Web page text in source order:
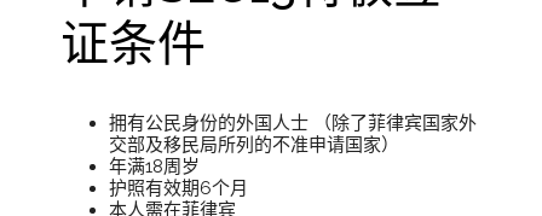
证条件
拥有公民身份的外国人士 （除了菲律宾国家外
交部及移民局所列的不准申请国家）
年满18周岁
护照有效期6个月
本人需在菲律宾